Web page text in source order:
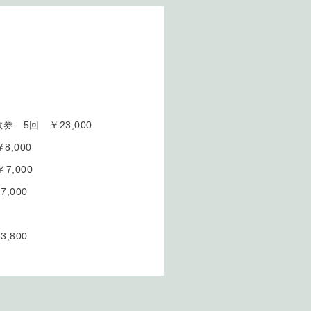
券 5回 ￥23,000
7,000